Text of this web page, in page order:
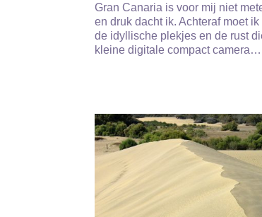
Gran Canaria is voor mij niet
en druk dacht ik. Achteraf moet
de idyllische plekjes en de rust
kleine digitale compact camera…